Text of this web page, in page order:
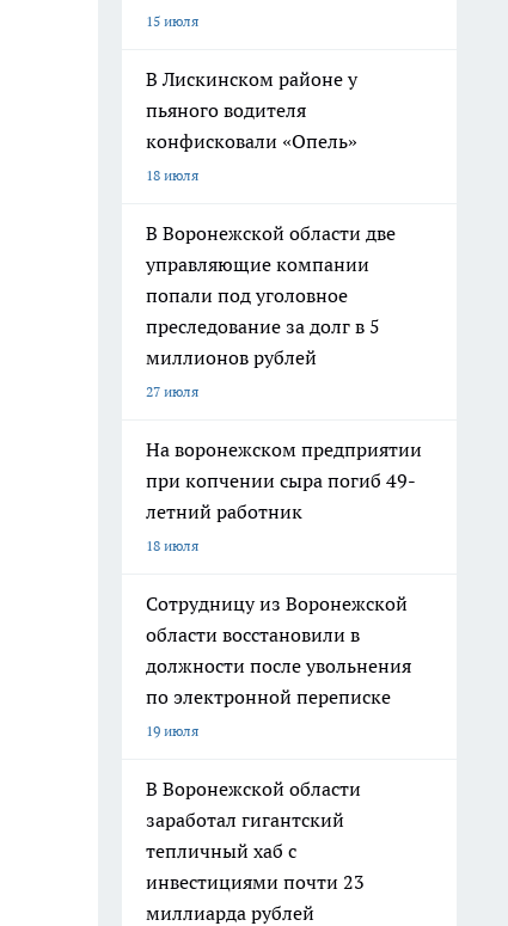
15 июля
В Лискинском районе у
пьяного водителя
конфисковали «Опель»
18 июля
В Воронежской области две
управляющие компании
попали под уголовное
преследование за долг в 5
миллионов рублей
27 июля
На воронежском предприятии
при копчении сыра погиб 49-
летний работник
18 июля
Сотрудницу из Воронежской
области восстановили в
должности после увольнения
по электронной переписке
19 июля
В Воронежской области
заработал гигантский
тепличный хаб с
инвестициями почти 23
миллиарда рублей